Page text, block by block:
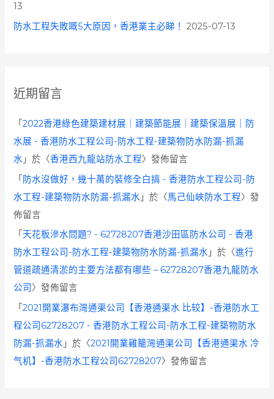
13
防水工程失敗嘅5大原因，香港業主必睇！
2025-07-13
近期留言
「2022香港綠色建築建材展｜建築節能展｜建築保溫展｜防
水展 - 香港防水工程公司-防水工程-建築物防水防漏-抓漏
水 」於〈香港西九龍站防水工程〉發佈留言
「 防水沒做好，幾十萬的裝修全白搞 - 香港防水工程公司-防
水工程-建築物防水防漏-抓漏水 」於〈馬己仙峽防水工程〉發
佈留言
「 天花板滲水問題? - 62728207香港沙田區防水公司 - 香港
防水工程公司-防水工程-建築物防水防漏-抓漏水 」於〈進行
管道疏通清淤的主要方法都有哪些 – 62728207香港九龍防水
公司 〉發佈留言
「2021開業瀑布灣通渠公司【香港通渠水 比较】-香港防水工
程公司62728207 - 香港防水工程公司-防水工程-建築物防水
防漏-抓漏水 」於〈2021開業雞籠灣通渠公司【香港通渠水 冷
气机】-香港防水工程公司62728207〉發佈留言